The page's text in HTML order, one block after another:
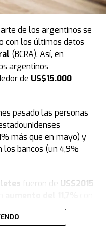
de este fin de semana,
la ciudad se vestirán
de llevar respuestas
los miembros de la
para anunciar
edición.
de los argentinos se
con los últimos datos
(BCRA). Así, en
argentinos
de US$15.000
pasado las personas
más que en mayo) y
los bancos (un 4,9%
fueron de US$2015
el mes anterior.